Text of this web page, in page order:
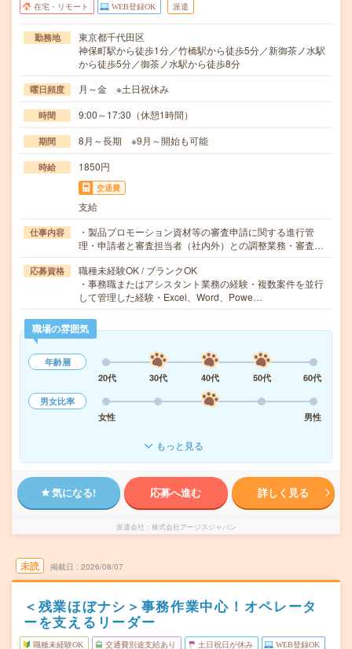
在宅・リモート WEB登録OK 派遣
勤務地
東京都千代田区
神保町駅から徒歩1分／竹橋駅から徒歩5分／新御茶ノ水駅
から徒歩5分／御茶ノ水駅から徒歩8分
曜日頻度 月～金 ※土日祝休み
時間 9:00～17:30（休憩1時間）
期間 8月～長期 ※9月～開始も可能
時給 1850円
交通費
支給
仕事内容
・製品プロモーション資材等の審査申請に関する進行管
理・申請者と審査担当者（社内外）との調整業務・審査…
応募資格
職種未経験OK / ブランクOK
・事務職またはアシスタント業務の経験・複数案件を並行
して管理した経験・Excel、Word、Powe…
職場の雰囲気
年齢層
20代
30代 40代 50代
60代
男女比率
女性
男性
もっと見る
気になる! 応募へ進む 詳しく見る
派遣会社 株式会社アージスジャパン
未読 掲載日 2026/08/07
＜残業ほぼナシ＞事務作業中心！オペレータ
ーを支えるリーダー
職種未経験OK 交通費別途支給あり 土日祝日が休み WEB登録OK